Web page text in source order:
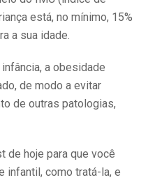
está, no mínimo, 15%
a sua idade.
a obesidade
de modo a evitar
de outras patologias,
de hoje para que você
infantil, como tratá-la, e